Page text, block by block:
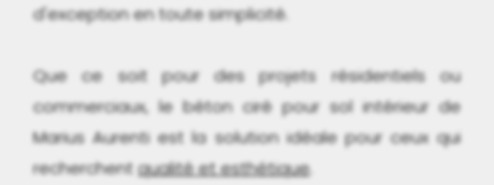
d'exception en toute simplicité.
Que ce soit pour des projets résidentiels ou
commerciaux, le béton ciré pour sol intérieur de
Marius Aurenti est la solution idéale pour ceux qui
recherchentqualité et esthétique.